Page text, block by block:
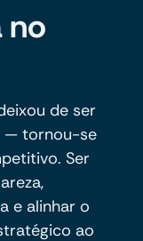
no
de ser
— tornou-se
Ser
e alinhar o
ao